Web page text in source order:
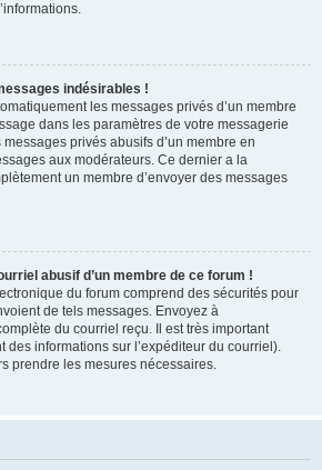
indésirables !
les messages privés d’un membre
dans les paramètres de votre messagerie
privés abusifs d’un membre en
aux modérateurs. Ce dernier a la
un membre d’envoyer des messages
abusif d’un membre de ce forum !
du forum comprend des sécurités pour
de tels messages. Envoyez à
du courriel reçu. Il est très important
des informations sur l’expéditeur du courriel).
prendre les mesures nécessaires.